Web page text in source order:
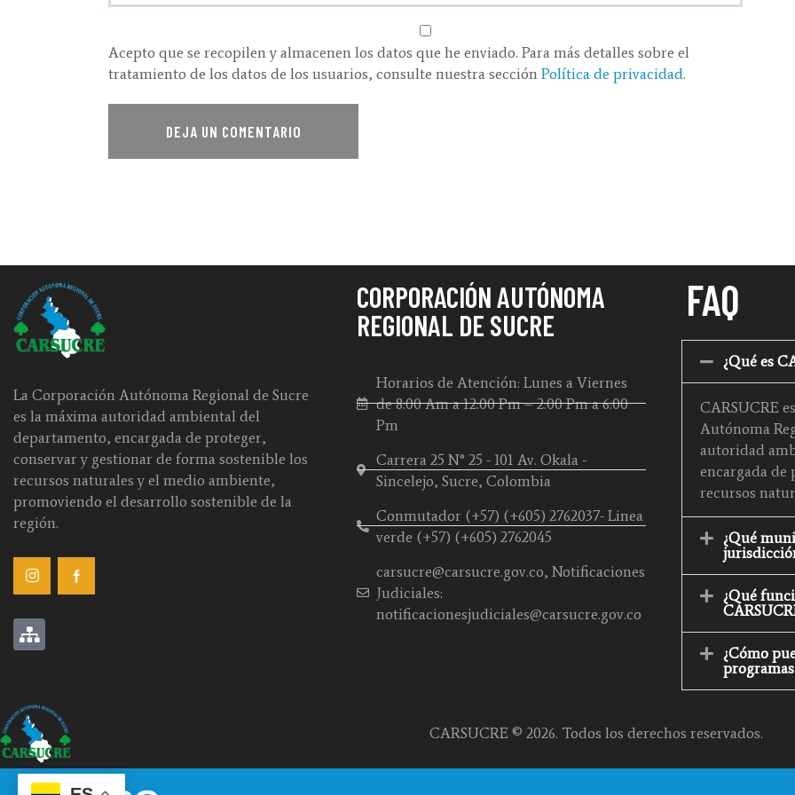
Acepto que se recopilen y almacenen los datos que he enviado. Para más detalles sobre el
tratamiento de los datos de los usuarios, consulte nuestra sección Política de privacidad.
La Corporación Autónoma Regional de Sucre
es la máxima autoridad ambiental del
departamento, encargada de proteger,
conservar y gestionar de forma sostenible los
recursos naturales y el medio ambiente,
promoviendo el desarrollo sostenible de la
región.
CORPORACIÓN AUTÓNOMA
REGIONAL DE SUCRE
Horarios de Atención: Lunes a Viernes
de 8:00 Am a 12:00 Pm – 2:00 Pm a 6:00
Pm
Carrera 25 N° 25 - 101 Av. Okala -
Sincelejo, Sucre, Colombia
Conmutador (+57) (+605) 2762037- Linea
verde (+57) (+605) 2762045
carsucre@carsucre.gov.co, Notificaciones
Judiciales:
notificacionesjudiciales@carsucre.gov.co
FAQ
¿Qué es
CARSUCRE
Autónoma
autoridad
encargada de
recursos
¿Qué
¿Qué
¿Cómo
CARSUCRE © 2026. Todos los derechos reservados.